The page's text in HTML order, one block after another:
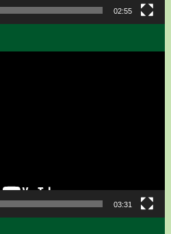
02:55
03:31